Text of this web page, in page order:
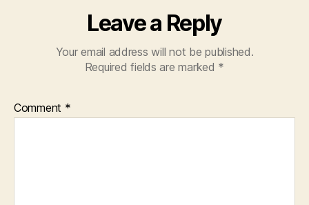
Leave a Reply
Your email address will not be published.
Required fields are marked *
Comment *